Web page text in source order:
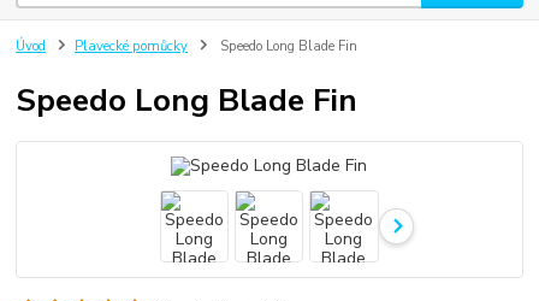
Úvod Plavecké pomůcky Speedo Long Blade Fin
Speedo Long Blade Fin